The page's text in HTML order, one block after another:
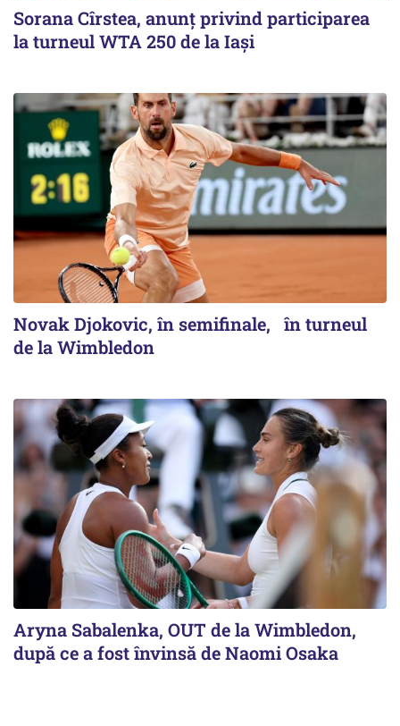
Sorana Cîrstea, anunț privind participarea
la turneul WTA 250 de la Iași
Novak Djokovic, în semifinale, în turneul
de la Wimbledon
Aryna Sabalenka, OUT de la Wimbledon,
după ce a fost învinsă de Naomi Osaka